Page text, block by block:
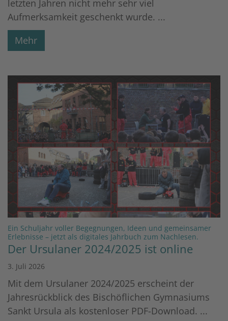
letzten Jahren nicht mehr sehr viel
Aufmerksamkeit geschenkt wurde. ...
Mehr
Ein Schuljahr voller Begegnungen, Ideen und gemeinsamer
Erlebnisse – jetzt als digitales Jahrbuch zum Nachlesen.
Der Ursulaner 2024/2025 ist online
3. Juli 2026
Mit dem Ursulaner 2024/2025 erscheint der
Jahresrückblick des Bischöflichen Gymnasiums
Sankt Ursula als kostenloser PDF-Download. ...